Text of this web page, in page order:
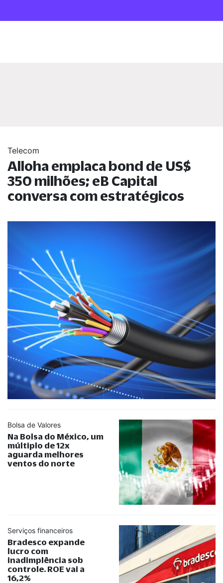
Telecom
Alloha emplaca bond de US$
350 milhões; eB Capital
conversa com estratégicos
Bolsa de Valores
Na Bolsa do México, um
múltiplo de 12x
aguarda melhores
ventos do norte
Serviços financeiros
Bradesco expande
lucro com
inadimplência sob
controle. ROE vai a
16,2%